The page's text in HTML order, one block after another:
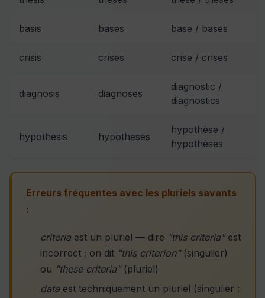
basis bases base / bases
crisis crises crise / crises
diagnosis diagnoses
diagnostic /
diagnostics
hypothesis hypotheses
hypothèse /
hypothèses
Erreurs fréquentes avec les pluriels savants
:
criteria est un pluriel — dire "this criteria"est
incorrect ; on dit "this criterion"(singulier)
ou "these criteria"(pluriel)
data est techniquement un pluriel (singulier :